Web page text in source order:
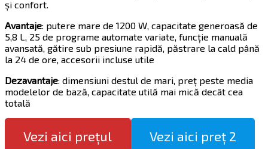
și confort.
Avantaje: putere mare de 1200 W, capacitate generoasă de
5,8 L, 25 de programe automate variate, funcție manuală
avansată, gătire sub presiune rapidă, păstrare la cald până
la 24 de ore, accesorii incluse utile
Dezavantaje: dimensiuni destul de mari, preț peste media
modelelor de bază, capacitate utilă mai mică decât cea
totală
Vezi aici prețul Vezi aici preț 2